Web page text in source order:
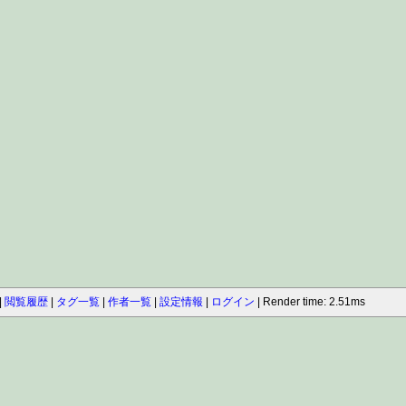
閲覧履歴 タグ一覧 作者一覧 設定情報 ログイン Render time: 2.51ms